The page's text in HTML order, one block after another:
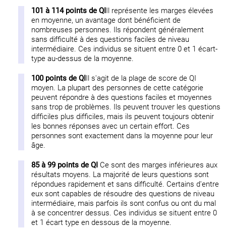
101 à 114 points de QI
Il représente les marges élevées
en moyenne, un avantage dont bénéficient de
nombreuses personnes. Ils répondent généralement
sans difficulté à des questions faciles de niveau
intermédiaire. Ces individus se situent entre 0 et 1 écart-
type au-dessus de la moyenne.
100 points de QI
Il s'agit de la plage de score de QI
moyen. La plupart des personnes de cette catégorie
peuvent répondre à des questions faciles et moyennes
sans trop de problèmes. Ils peuvent trouver les questions
difficiles plus difficiles, mais ils peuvent toujours obtenir
les bonnes réponses avec un certain effort. Ces
personnes sont exactement dans la moyenne pour leur
âge.
85 à 99 points de QI Ce sont des marges inférieures aux
résultats moyens. La majorité de leurs questions sont
répondues rapidement et sans difficulté. Certains d'entre
eux sont capables de résoudre des questions de niveau
intermédiaire, mais parfois ils sont confus ou ont du mal
à se concentrer dessus. Ces individus se situent entre 0
et 1 écart type en dessous de la moyenne.